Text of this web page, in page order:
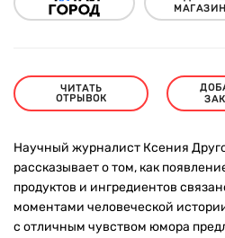
ЧИТАТЬ
ОТРЫВОК
Научный журналист Ксения
рассказывает о том, как
продуктов и ингредиентов
моментами человеческой
с отличным чувством юмора